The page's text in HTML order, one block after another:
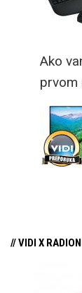
rad.
Ako
prvom
// VIDI X